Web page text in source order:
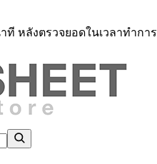
ที หลังตรวจยอดในเวลาทำการ